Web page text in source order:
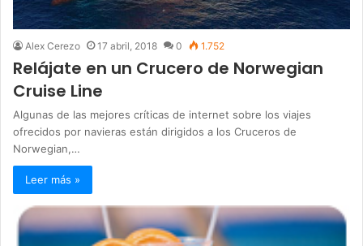
Alex Cerezo 17 abril, 2018 0 1.752
Relájate en un Crucero de Norwegian
Cruise Line
Algunas de las mejores críticas de internet sobre los viajes
ofrecidos por navieras están dirigidos a los Cruceros de
Norwegian,…
Leer más »